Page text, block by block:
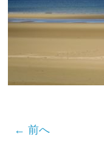
← 前へ